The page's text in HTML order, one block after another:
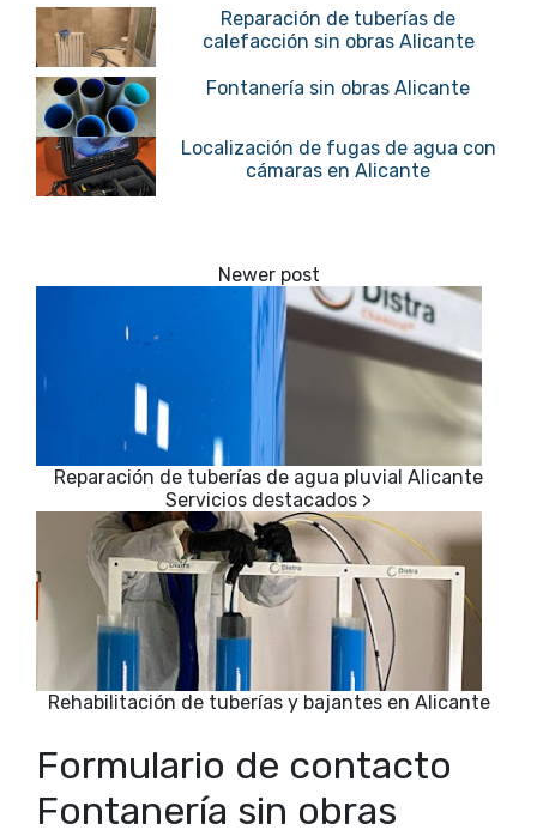
Reparación de tuberías de
calefacción sin obras Alicante
Fontanería sin obras Alicante
Localización de fugas de agua con
cámaras en Alicante
Reparación de tuberías de agua pluvial Alicante
Rehabilitación de tuberías y bajantes en Alicante
Formulario de contacto
Fontanería sin obras